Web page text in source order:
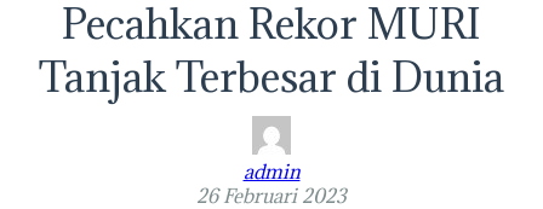
Pecahkan Rekor MURI
Tanjak Terbesar di Dunia
admin
26 Februari 2023